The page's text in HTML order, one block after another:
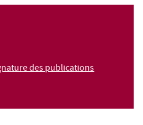
des publications